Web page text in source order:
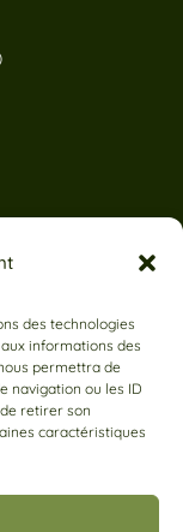
des technologies
informations des
permettra de
navigation ou les ID
retirer son
caractéristiques